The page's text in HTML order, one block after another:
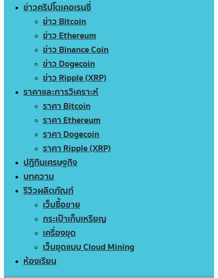
ข่าวคริปโตเคอเรนซี่
ข่าว Bitcoin
ข่าว Ethereum
ข่าว Binance Coin
ข่าว Dogecoin
ข่าว Ripple (XRP)
ราคาและการวิเคราะห์
ราคา Bitcoin
ราคา Ethereum
ราคา Dogecoin
ราคา Ripple (XRP)
ปฏิทินเศรษฐกิจ
บทความ
รีวิวผลิตภัณฑ์
เว็บซื้อขาย
กระเป๋าเก็บเหรียญ
เครื่องขุด
เว็บขุดแบบ Cloud Mining
ห้องเรียน